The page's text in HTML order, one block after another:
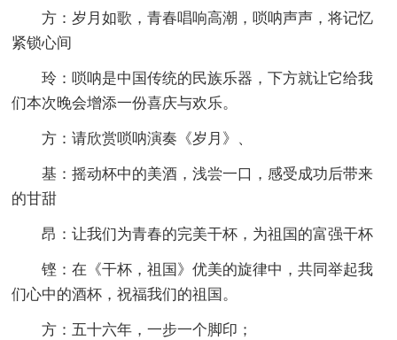
方：岁月如歌，青春唱响高潮，唢呐声声，将记忆
紧锁心间
玲：唢呐是中国传统的民族乐器，下方就让它给我
们本次晚会增添一份喜庆与欢乐。
方：请欣赏唢呐演奏《岁月》、
基：摇动杯中的美酒，浅尝一口，感受成功后带来
的甘甜
昂：让我们为青春的完美干杯，为祖国的富强干杯
铿：在《干杯，祖国》优美的旋律中，共同举起我
们心中的酒杯，祝福我们的祖国。
方：五十六年，一步一个脚印；